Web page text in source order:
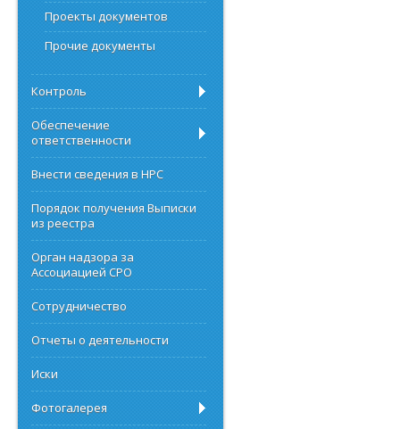
Проекты документов
Прочие документы
Контроль
Обеспечение
ответственности
Внести сведения в НРС
Порядок получения Выписки
из реестра
Орган надзора за
Ассоциацией СРО
Сотрудничество
Отчеты о деятельности
Иски
Фотогалерея